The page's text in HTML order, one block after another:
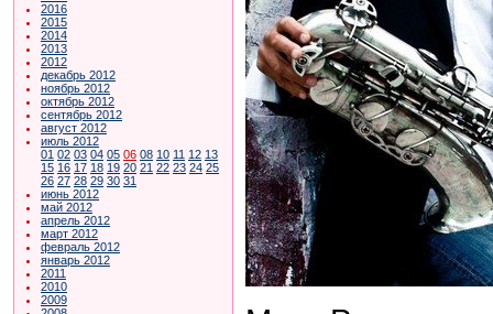
2016
2015
2014
2013
2012
декабрь 2012
ноябрь 2012
октябрь 2012
сентябрь 2012
август 2012
июль 2012
01 02 03 04 05 06 08 10 11 12 13
15 16 17 18 19 20 21 22 23 24 25
26 27 28 29 30 31
июнь 2012
май 2012
апрель 2012
март 2012
февраль 2012
январь 2012
2011
2010
2009